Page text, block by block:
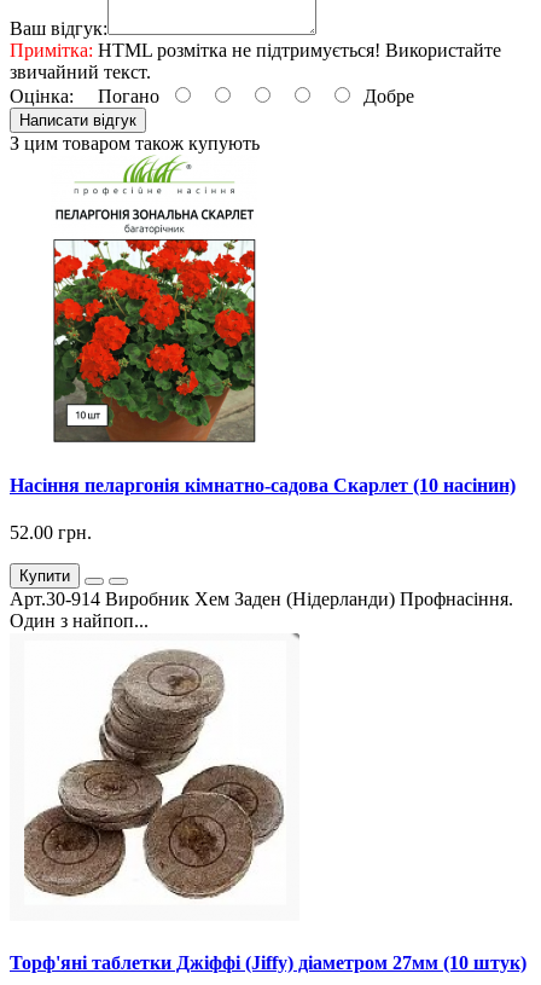
Ваш відгук:
Примітка: HTML розмітка не підтримується! Використайте
звичайний текст.
Оцінка: Погано Добре
Написати відгук
З цим товаром також купують
Насіння пеларгонія кімнатно-садова Скарлет (10 насінин)
52.00 грн.
Купити
Арт.30-914 Виробник Хем Заден (Нідерланди) Профнасіння.
Один з найпоп...
Торф'яні таблетки Джіффі (Jiffy) діаметром 27мм (10 штук)